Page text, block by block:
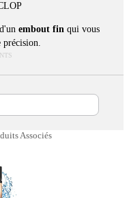
embout finqui vous
précision.
Associés